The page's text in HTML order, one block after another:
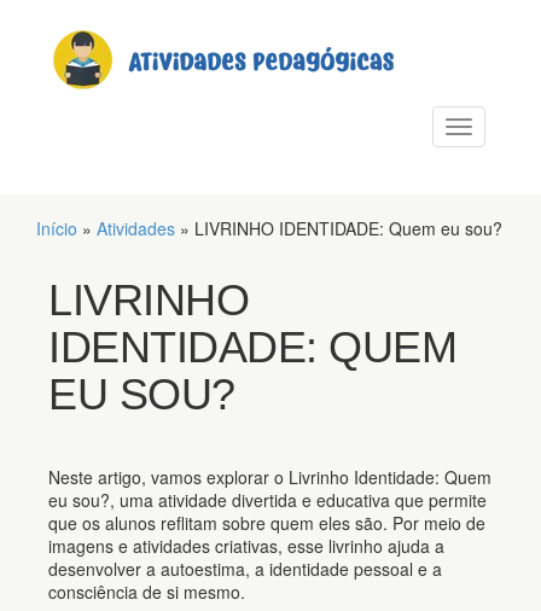
Alternar
Início » Atividades » LIVRINHO IDENTIDADE: Quem eu sou?
LIVRINHO
IDENTIDADE: QUEM
EU SOU?
Neste artigo, vamos explorar o Livrinho Identidade: Quem
eu sou?, uma atividade divertida e educativa que permite
que os alunos reflitam sobre quem eles são. Por meio de
imagens e atividades criativas, esse livrinho ajuda a
desenvolver a autoestima, a identidade pessoal e a
consciência de si mesmo.